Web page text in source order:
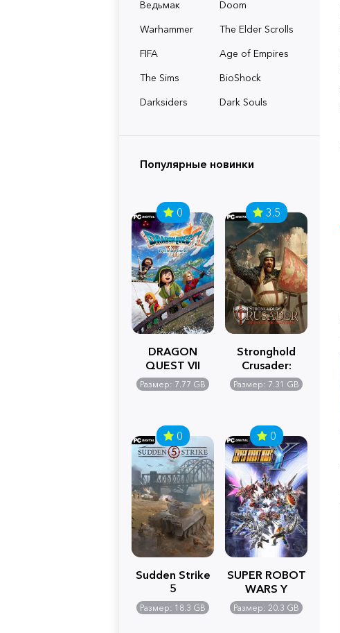
Ведьмак
Doom
Warhammer
The Elder Scrolls
FIFA
Age of Empires
The Sims
BioShock
Darksiders
Dark Souls
Популярные новинки
0
DRAGON
QUEST VII
Reimagined
Размер: 7.77 GB
3.5
Stronghold
Crusader:
Definitive
Edition
Размер: 7.31 GB
0
Sudden Strike
5
Размер: 18.3 GB
0
SUPER ROBOT
WARS Y
Размер: 20.3 GB